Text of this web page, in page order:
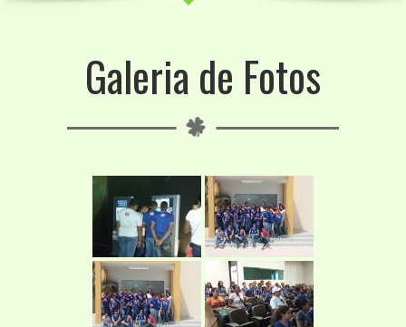
Galeria de Fotos